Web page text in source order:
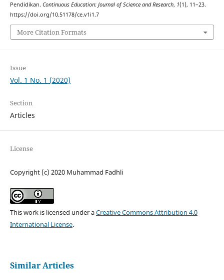
Pendidikan. Continuous Education: Journal of Science and Research, 1(1), 11–23.
https://doi.org/10.51178/ce.v1i1.7
More Citation Formats
Issue
Vol. 1 No. 1 (2020)
Section
Articles
License
Copyright (c) 2020 Muhammad Fadhli
This work is licensed under aCreative Commons Attribution 4.0
International License.
Similar Articles